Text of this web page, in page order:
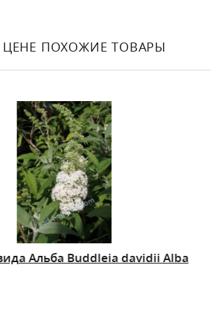
ПОХОЖИЕ ТОВАРЫ
Альба Buddleia davidii Alba